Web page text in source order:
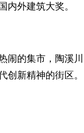
内外建筑大奖。
闹的集市，陶溪川
创新精神的街区。